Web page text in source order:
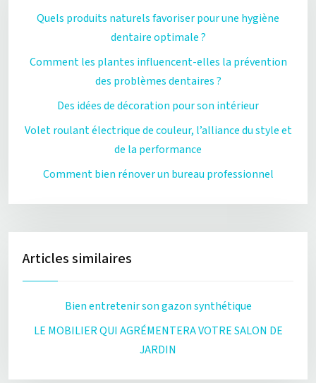
Quels produits naturels favoriser pour une hygiène
dentaire optimale ?
Comment les plantes influencent-elles la prévention
des problèmes dentaires ?
Des idées de décoration pour son intérieur
Volet roulant électrique de couleur, l’alliance du style et
de la performance
Comment bien rénover un bureau professionnel
Articles similaires
Bien entretenir son gazon synthétique
LE MOBILIER QUI AGRÉMENTERA VOTRE SALON DE
JARDIN